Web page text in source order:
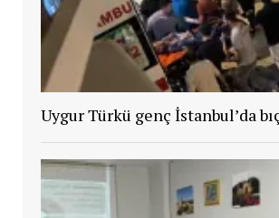
Uygur Türkü genç İstanbul’da